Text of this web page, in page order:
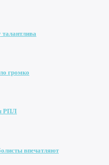
громко
РПЛ
впечатляют